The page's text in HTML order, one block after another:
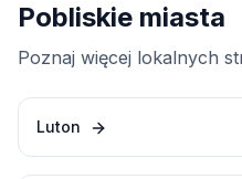
Pobliskie miasta
Poznaj więcej lokalnych
Luton